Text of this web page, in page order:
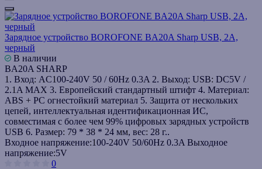
Зарядное устройство BOROFONE BA20A Sharp USB, 2A,
черный
В наличии
BA20A SHARP
1. Вход: AC100-240V 50 / 60Hz 0.3A 2. Выход: USB: DC5V /
2.1A MAX 3. Европейский стандартный штифт 4. Материал:
ABS + PC огнестойкий материал 5. Защита от нескольких
цепей, интеллектуальная идентификационная ИС,
совместимая с более чем 99% цифровых зарядных устройств
USB 6. Размер: 79 * 38 * 24 мм, вес: 28 г..
Входное напряжение:100-240V 50/60Hz 0.3A Выходное
напряжение:5V
0